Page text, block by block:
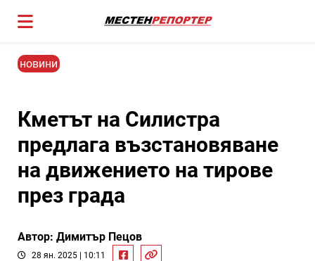
новини
Кметът на Силистра
предлага възстановяване
на движението на тирове
през града
Автор: Димитър Пецов
28 ян. 2025 | 10:11